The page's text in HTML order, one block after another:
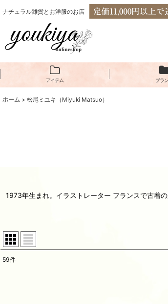
ナチュラル雑貨とお洋服のお店
アイテム ブラ
ホーム > 松尾ミユキ（Miyuki Matsuo）
1973年生まれ。イラストレーター フランスで古着
59件